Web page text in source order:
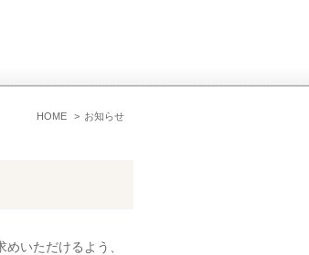
HOME お知らせ
いただけるよう、